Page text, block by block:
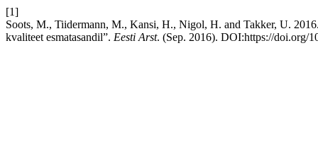
[1]
Soots, M., Tiidermann, M., Kansi, H., Nigol, H. and Takker, U.
kvaliteet esmatasandil”. Eesti Arst. (Sep. 2016). DOI:https://doi.org/